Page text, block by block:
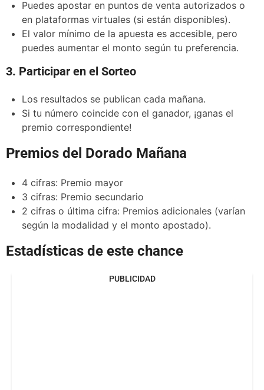
Puedes apostar en puntos de venta autorizados o
en plataformas virtuales (si están disponibles).
El valor mínimo de la apuesta es accesible, pero
puedes aumentar el monto según tu preferencia.
3. Participar en el Sorteo
Los resultados se publican cada mañana.
Si tu número coincide con el ganador, ¡ganas el
premio correspondiente!
Premios del Dorado Mañana
4 cifras: Premio mayor
3 cifras: Premio secundario
2 cifras o última cifra: Premios adicionales (varían
según la modalidad y el monto apostado).
Estadísticas de este chance
PUBLICIDAD